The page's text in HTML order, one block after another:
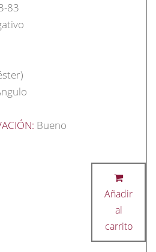
83
Bueno
Añadir
al
carrito